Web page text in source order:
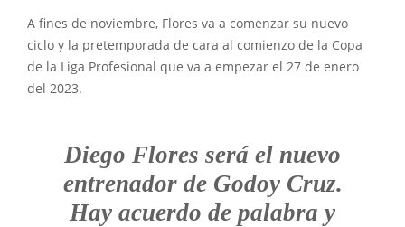
A fines de noviembre, Flores va a comenzar su nuevo
ciclo y la pretemporada de cara al comienzo de la Copa
de la Liga Profesional que va a empezar el 27 de enero
del 2023.
Diego Flores será el nuevo
entrenador de Godoy Cruz.
Hay acuerdo de palabra y